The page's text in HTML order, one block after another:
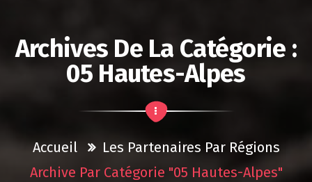
Archives De La Catégorie :
05 Hautes-Alpes
Accueil
Les Partenaires Par Régions
Archive Par Catégorie "05 Hautes-Alpes"